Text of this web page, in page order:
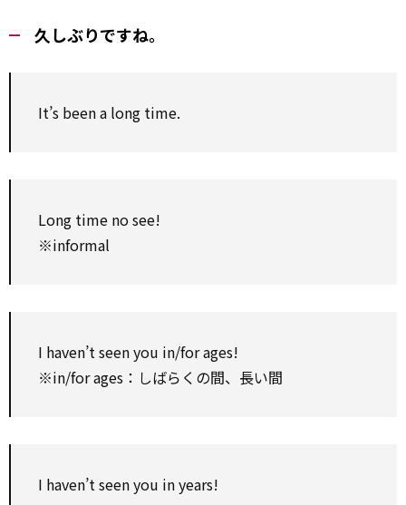
久しぶりですね。
It’s been a long time.
Long time no see!
※informal
I haven’t seen you in/for ages!
※in/for ages：しばらくの間、長い間
I haven’t seen you in years!